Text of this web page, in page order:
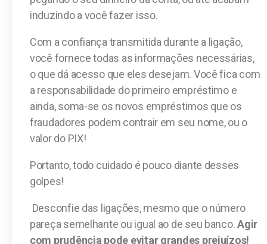
induzindo a você fazer isso.
Com a confiança transmitida durante a ligação,
você fornece todas as informações necessárias,
o que dá acesso que eles desejam. Você fica com
a responsabilidade do primeiro empréstimo e
ainda, soma-se os novos empréstimos que os
fraudadores podem contrair em seu nome, ou o
valor do PIX!
Portanto, todo cuidado é pouco diante desses
golpes!
Desconfie das ligações, mesmo que o número
pareça semelhante ou igual ao de seu banco.Agir
com prudência pode evitar grandes prejuízos!